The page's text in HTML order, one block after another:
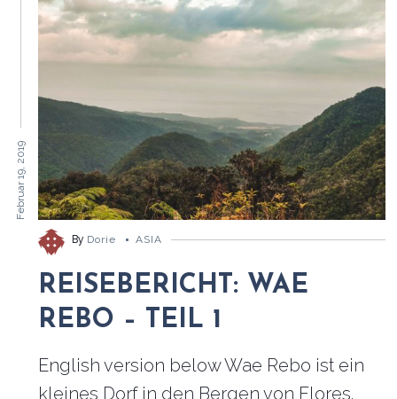
Februar 19, 2019
By Dorie ASIA
REISEBERICHT: WAE
REBO – TEIL 1
English version below Wae Rebo ist ein
kleines Dorf in den Bergen von Flores.